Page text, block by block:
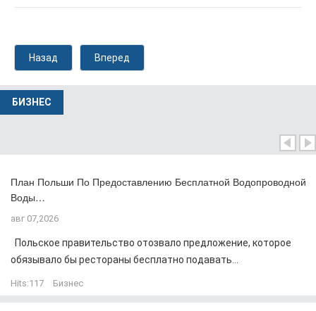
Назад Вперед
БИЗНЕС
План Польши По Предоставлению Бесплатной Водопроводной
Воды…
авг 07,2026
Польское правительство отозвало предложение, которое
обязывало бы рестораны бесплатно подавать...
Hits:117 Бизнес